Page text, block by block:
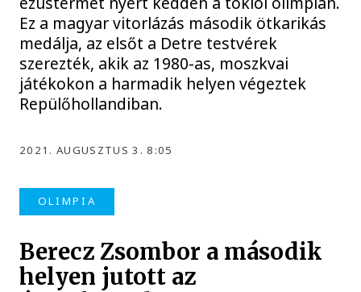
Ez a magyar vitorlázás második ötkarikás
medálja, az elsőt a Detre testvérek
szerezték, akik az 1980-as, moszkvai
játékokon a harmadik helyen végeztek
Repülőhollandiban.
2021. AUGUSZTUS 3. 8:05
OLIMPIA
Berecz Zsombor a második
helyen jutott az